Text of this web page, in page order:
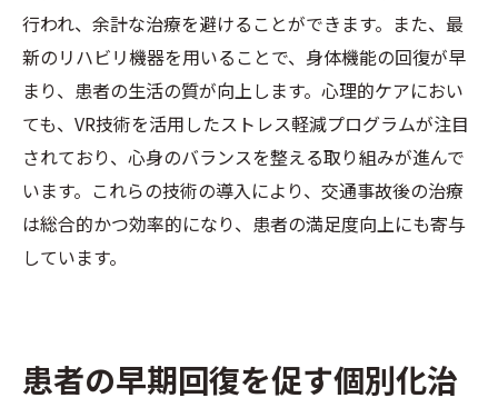
行われ、余計な治療を避けることができます。また、最
新のリハビリ機器を用いることで、身体機能の回復が早
まり、患者の生活の質が向上します。心理的ケアにおい
ても、VR技術を活用したストレス軽減プログラムが注目
されており、心身のバランスを整える取り組みが進んで
います。これらの技術の導入により、交通事故後の治療
は総合的かつ効率的になり、患者の満足度向上にも寄与
しています。
患者の早期回復を促す個別化治